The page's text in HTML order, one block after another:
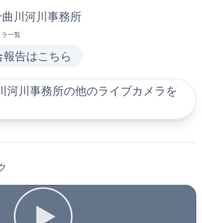
川河川事務所
一覧
告はこちら
河川事務所の他のライブカメラを